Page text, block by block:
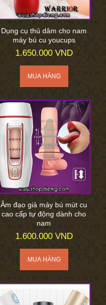
Dụng cụ thủ dâm cho nam
máy bú cu youcups
1.650.000 VND
Âm đạo giả máy bú mút cu
cao cấp tự động dành cho
nam
1.600.000 VND